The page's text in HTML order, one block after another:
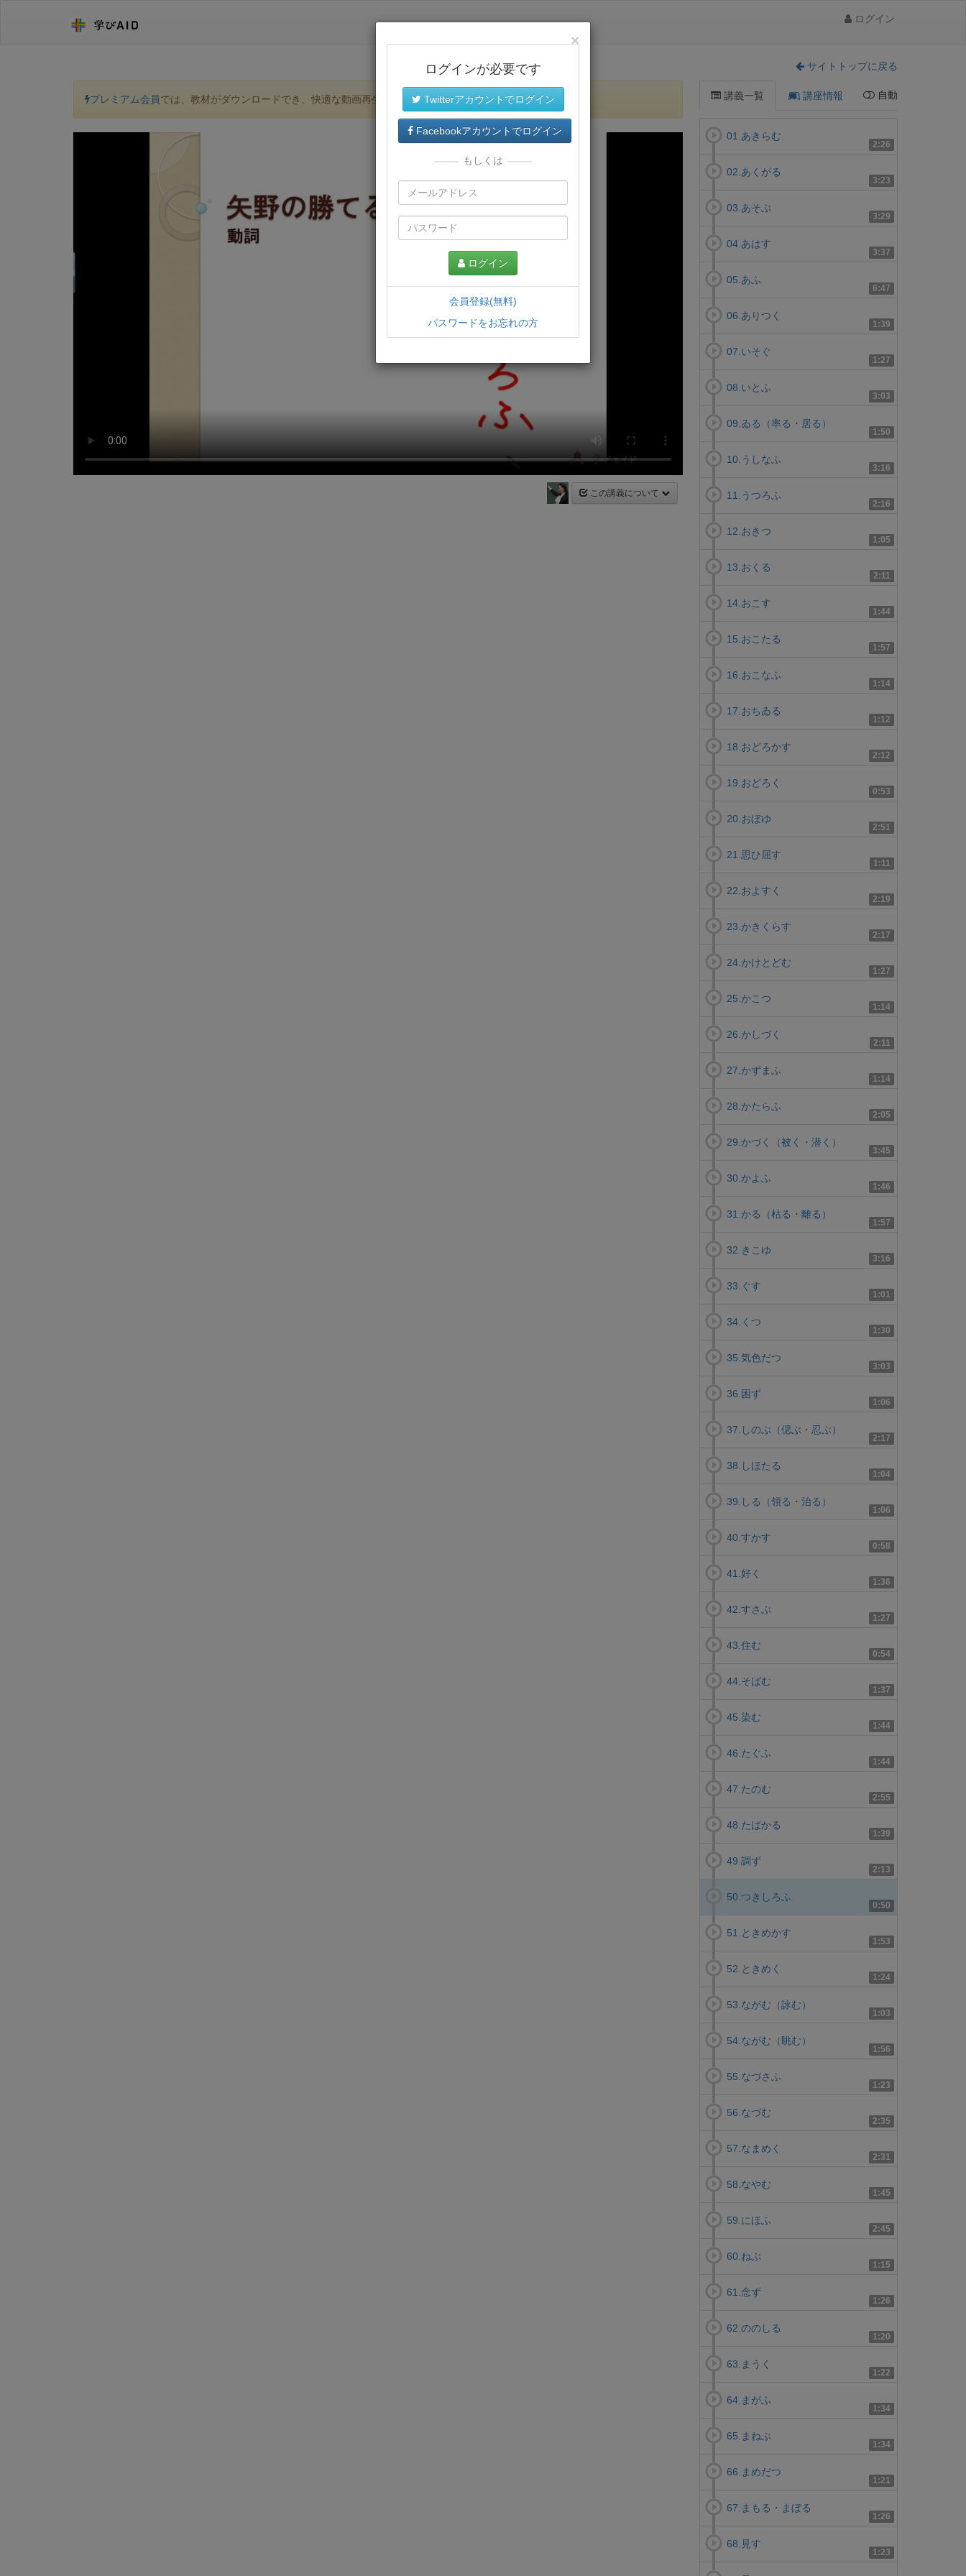
ログイン
サイトトップに戻る
プレミアム会員では、教材がダウンロードでき、快適な動画再生環境が提供されます。
この講義について
講義一覧 講座情報 自動
2:26
01.あきらむ
3:23
02.あくがる
3:29
03.あそぶ
3:37
04.あはす
6:47
05.あふ
1:39
06.ありつく
1:27
07.いそぐ
3:03
08.いとふ
1:50
09.ゐる（率る・居る）
3:16
10.うしなふ
2:16
11.うつろふ
1:05
12.おきつ
2:11
13.おくる
1:44
14.おこす
1:57
15.おこたる
1:14
16.おこなふ
1:12
17.おちゐる
2:12
18.おどろかす
0:53
19.おどろく
2:51
20.おぼゆ
1:11
21.思ひ屈す
2:19
22.およすく
2:17
23.かきくらす
1:27
24.かけとどむ
1:14
25.かこつ
2:11
26.かしづく
1:14
27.かずまふ
2:05
28.かたらふ
3:45
29.かづく（被く・潜く）
1:46
30.かよふ
1:57
31.かる（枯る・離る）
3:16
32.きこゆ
1:01
33.ぐす
1:30
34.くつ
3:03
35.気色だつ
1:06
36.困ず
2:17
37.しのぶ（偲ぶ・忍ぶ）
1:04
38.しほたる
1:06
39.しる（領る・治る）
0:58
40.すかす
1:36
41.好く
1:27
42.すさぶ
0:54
43.住む
1:37
44.そばむ
1:44
45.染む
1:44
46.たぐふ
2:55
47.たのむ
1:39
48.たばかる
2:13
49.調ず
0:50
50.つきしろふ
1:53
51.ときめかす
1:24
52.ときめく
1:03
53.ながむ（詠む）
1:56
54.ながむ（眺む）
1:23
55.なづさふ
2:35
56.なづむ
2:31
57.なまめく
1:45
58.なやむ
2:45
59.にほふ
1:15
60.ねぶ
1:26
61.念ず
1:20
62.ののしる
1:22
63.まうく
1:34
64.まがふ
1:34
65.まねぶ
1:21
66.まめだつ
1:26
67.まもる・まぼる
1:23
68.見す
×
ログインが必要です
Twitterアカウントでログイン
Facebookアカウントでログイン
もしくは
ログイン
会員登録(無料)
パスワードをお忘れの方